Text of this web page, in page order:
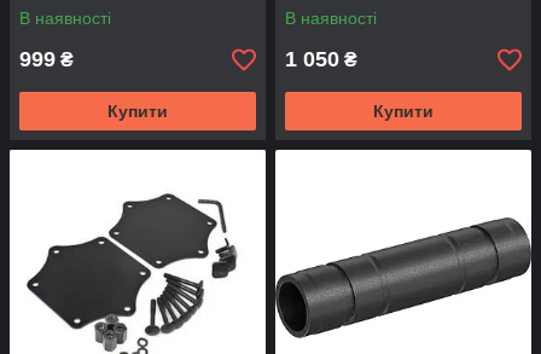
В наявності
999 ₴
Купити
В наявності
1 050 ₴
Купити